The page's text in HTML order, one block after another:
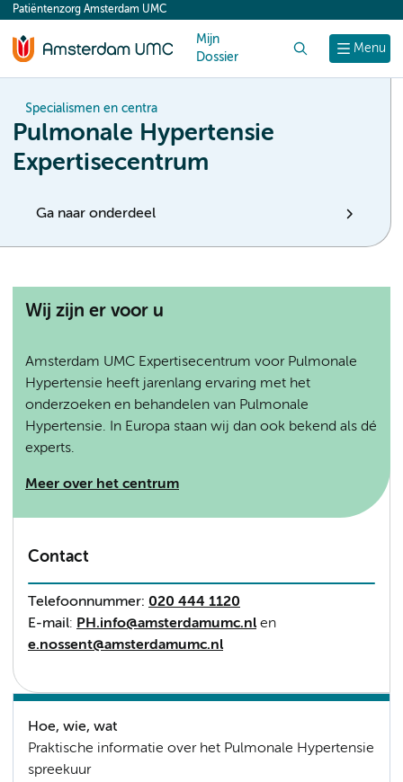
content
Menu
Patiëntenzorg Amsterdam UMC
Mijn
Dossier
Specialismen en centra
Pulmonale Hypertensie
Expertisecentrum
Ga naar onderdeel
Wij zijn er voor u
Amsterdam UMC Expertisecentrum voor Pulmonale
Hypertensie heeft jarenlang ervaring met het
onderzoeken en behandelen van Pulmonale
Hypertensie. In Europa staan wij dan ook bekend als dé
experts.
Meer over het centrum
Contact
Telefoonnummer: 020 444 1120
E-mail: PH.info@amsterdamumc.nl en
e.nossent@amsterdamumc.nl
Hoe, wie, wat
Praktische informatie over het Pulmonale Hypertensie
spreekuur